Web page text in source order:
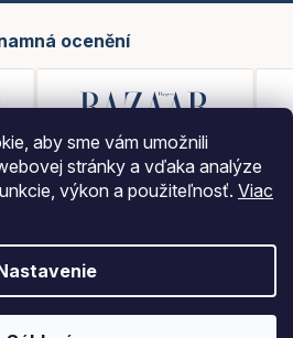
aby sme vám umožnili
stránky a vďaka analýze
výkon a použiteľnosť. Viac
ocenění